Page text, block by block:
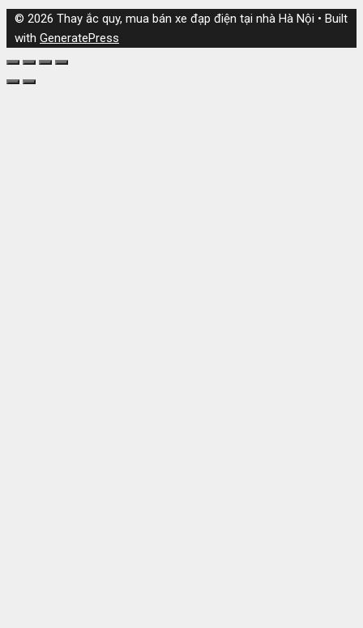
© 2026 Thay ắc quy, mua bán xe đạp điện tại nhà Hà Nội • Built
with GeneratePress